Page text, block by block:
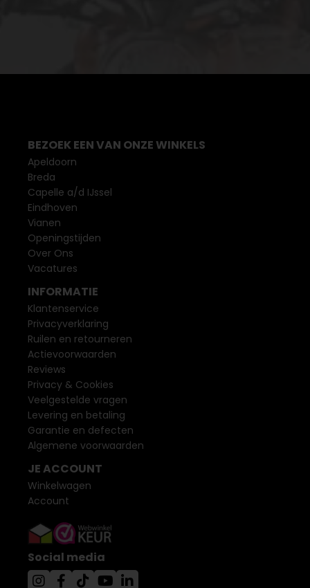
BEZOEK EEN VAN ONZE WINKELS
Apeldoorn
Breda
Capelle a/d IJssel
Eindhoven
Vianen
Openingstijden
Over Ons
Vacatures
INFORMATIE
Klantenservice
Privacyverklaring
Ruilen en retourneren
Actievoorwaarden
Reviews
Privacy & Cookies
Veelgestelde vragen
Levering en betaling
Garantie en defecten
Algemene voorwaarden
JE ACCOUNT
Winkelwagen
Account
Social media